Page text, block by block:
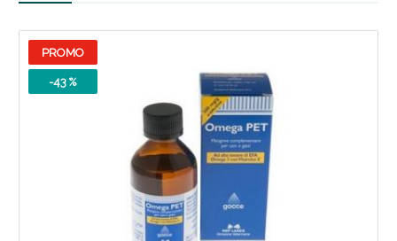
PROMO
-43 %
Scopri le offerte di Oggi